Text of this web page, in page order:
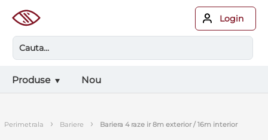
Login
Produse Nou
perimetrala › bariere › bariera 4 raze ir 8m exterior / 16m interior